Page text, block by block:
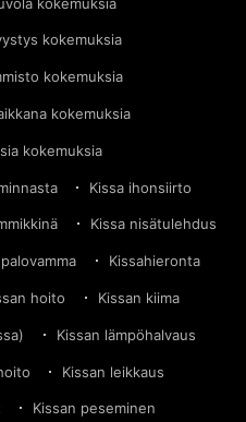
kokemuksia
kokemuksia
kokemuksia
kokemuksia
Kissa ihonsiirto
Kissa nisätulehdus
Kissahieronta
hoito Kissan kiima
Kissan lämpöhalvaus
Kissan leikkaus
Kissan peseminen